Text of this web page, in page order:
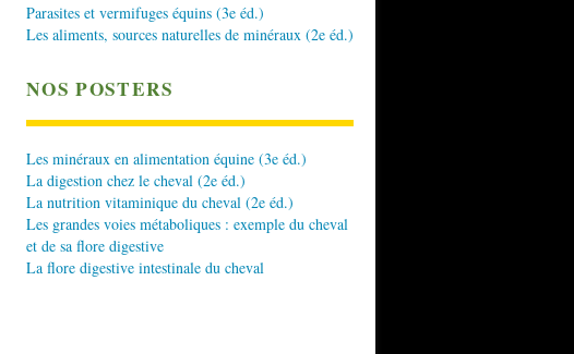
Parasites et vermifuges équins (3e éd.)
Les aliments, sources naturelles de minéraux (2e éd.)
NOS POSTERS
Les minéraux en alimentation équine (3e éd.)
La digestion chez le cheval (2e éd.)
La nutrition vitaminique du cheval (2e éd.)
Les grandes voies métaboliques : exemple du cheval
et de sa flore digestive
La flore digestive intestinale du cheval